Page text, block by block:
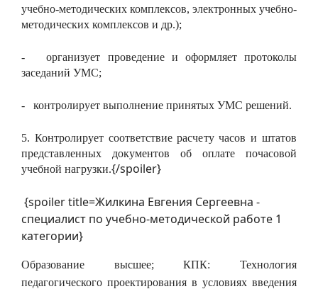
учебно-методических комплексов, электронных учебно-
методических комплексов и др.);
- организует проведение и оформляет протоколы
заседаний УМС;
- контролирует выполнение принятых УМС решений.
5. Контролирует соответствие расчету часов и штатов
представленных документов об оплате почасовой
учебной нагрузки.{/spoiler}
{spoiler title=Жилкина Евгения Сергеевна -
специалист по учебно-методической работе 1
категории}
Образование высшее; КПК: Технология
педагогического проектирования в условиях введения